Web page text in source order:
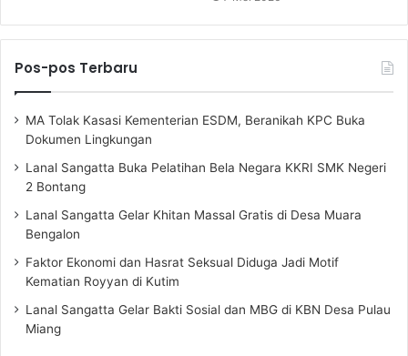
Pos-pos Terbaru
MA Tolak Kasasi Kementerian ESDM, Beranikah KPC Buka
Dokumen Lingkungan
Lanal Sangatta Buka Pelatihan Bela Negara KKRI SMK Negeri
2 Bontang
Lanal Sangatta Gelar Khitan Massal Gratis di Desa Muara
Bengalon
Faktor Ekonomi dan Hasrat Seksual Diduga Jadi Motif
Kematian Royyan di Kutim
Lanal Sangatta Gelar Bakti Sosial dan MBG di KBN Desa Pulau
Miang